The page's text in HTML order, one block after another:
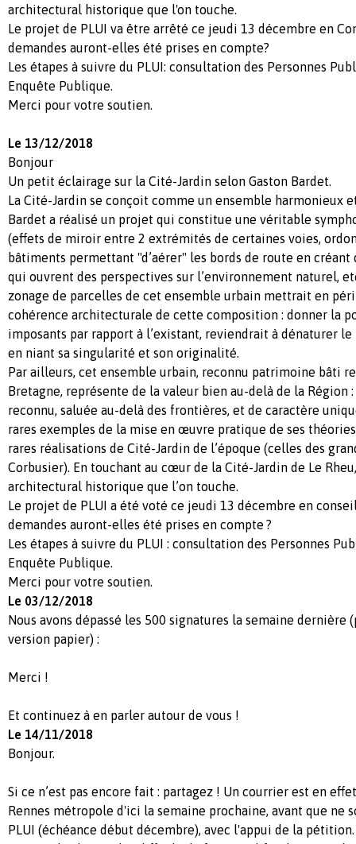
architectural historique que l'on touche.
Le projet de PLUI va être arrêté ce jeudi 13 décembre en
demandes auront-elles été prises en compte?
Les étapes à suivre du PLUI: consultation des Personnes
Enquête Publique.
Merci pour votre soutien.
Le 13/12/2018
Bonjour
Un petit éclairage sur la Cité-Jardin selon Gaston Bardet.
La Cité-Jardin se conçoit comme un ensemble harmonieux
Bardet a réalisé un projet qui constitue une véritable
(effets de miroir entre 2 extrémités de certaines voies,
bâtiments permettant "d’aérer" les bords de route en créant
qui ouvrent des perspectives sur l’environnement naturel,
zonage de parcelles de cet ensemble urbain mettrait en
cohérence architecturale de cette composition : donner la
imposants par rapport à l’existant, reviendrait à dénaturer
en niant sa singularité et son originalité.
Par ailleurs, cet ensemble urbain, reconnu patrimoine bâti
Bretagne, représente de la valeur bien au-delà de la Région
reconnu, saluée au-delà des frontières, et de caractère
rares exemples de la mise en œuvre pratique de ses
rares réalisations de Cité-Jardin de l’époque (celles des
Corbusier). En touchant au cœur de la Cité-Jardin de Le
architectural historique que l’on touche.
Le projet de PLUI a été voté ce jeudi 13 décembre en
demandes auront-elles été prises en compte ?
Les étapes à suivre du PLUI : consultation des Personnes
Enquête Publique.
Merci pour votre soutien.
Le 03/12/2018
Nous avons dépassé les 500 signatures la semaine
version papier) :
Merci !
Et continuez à en parler autour de vous !
Le 14/11/2018
Bonjour.
Si ce n’est pas encore fait : partagez ! Un courrier est en
Rennes métropole d'ici la semaine prochaine, avant que ne
PLUI (échéance début décembre), avec l'appui de la pétition.